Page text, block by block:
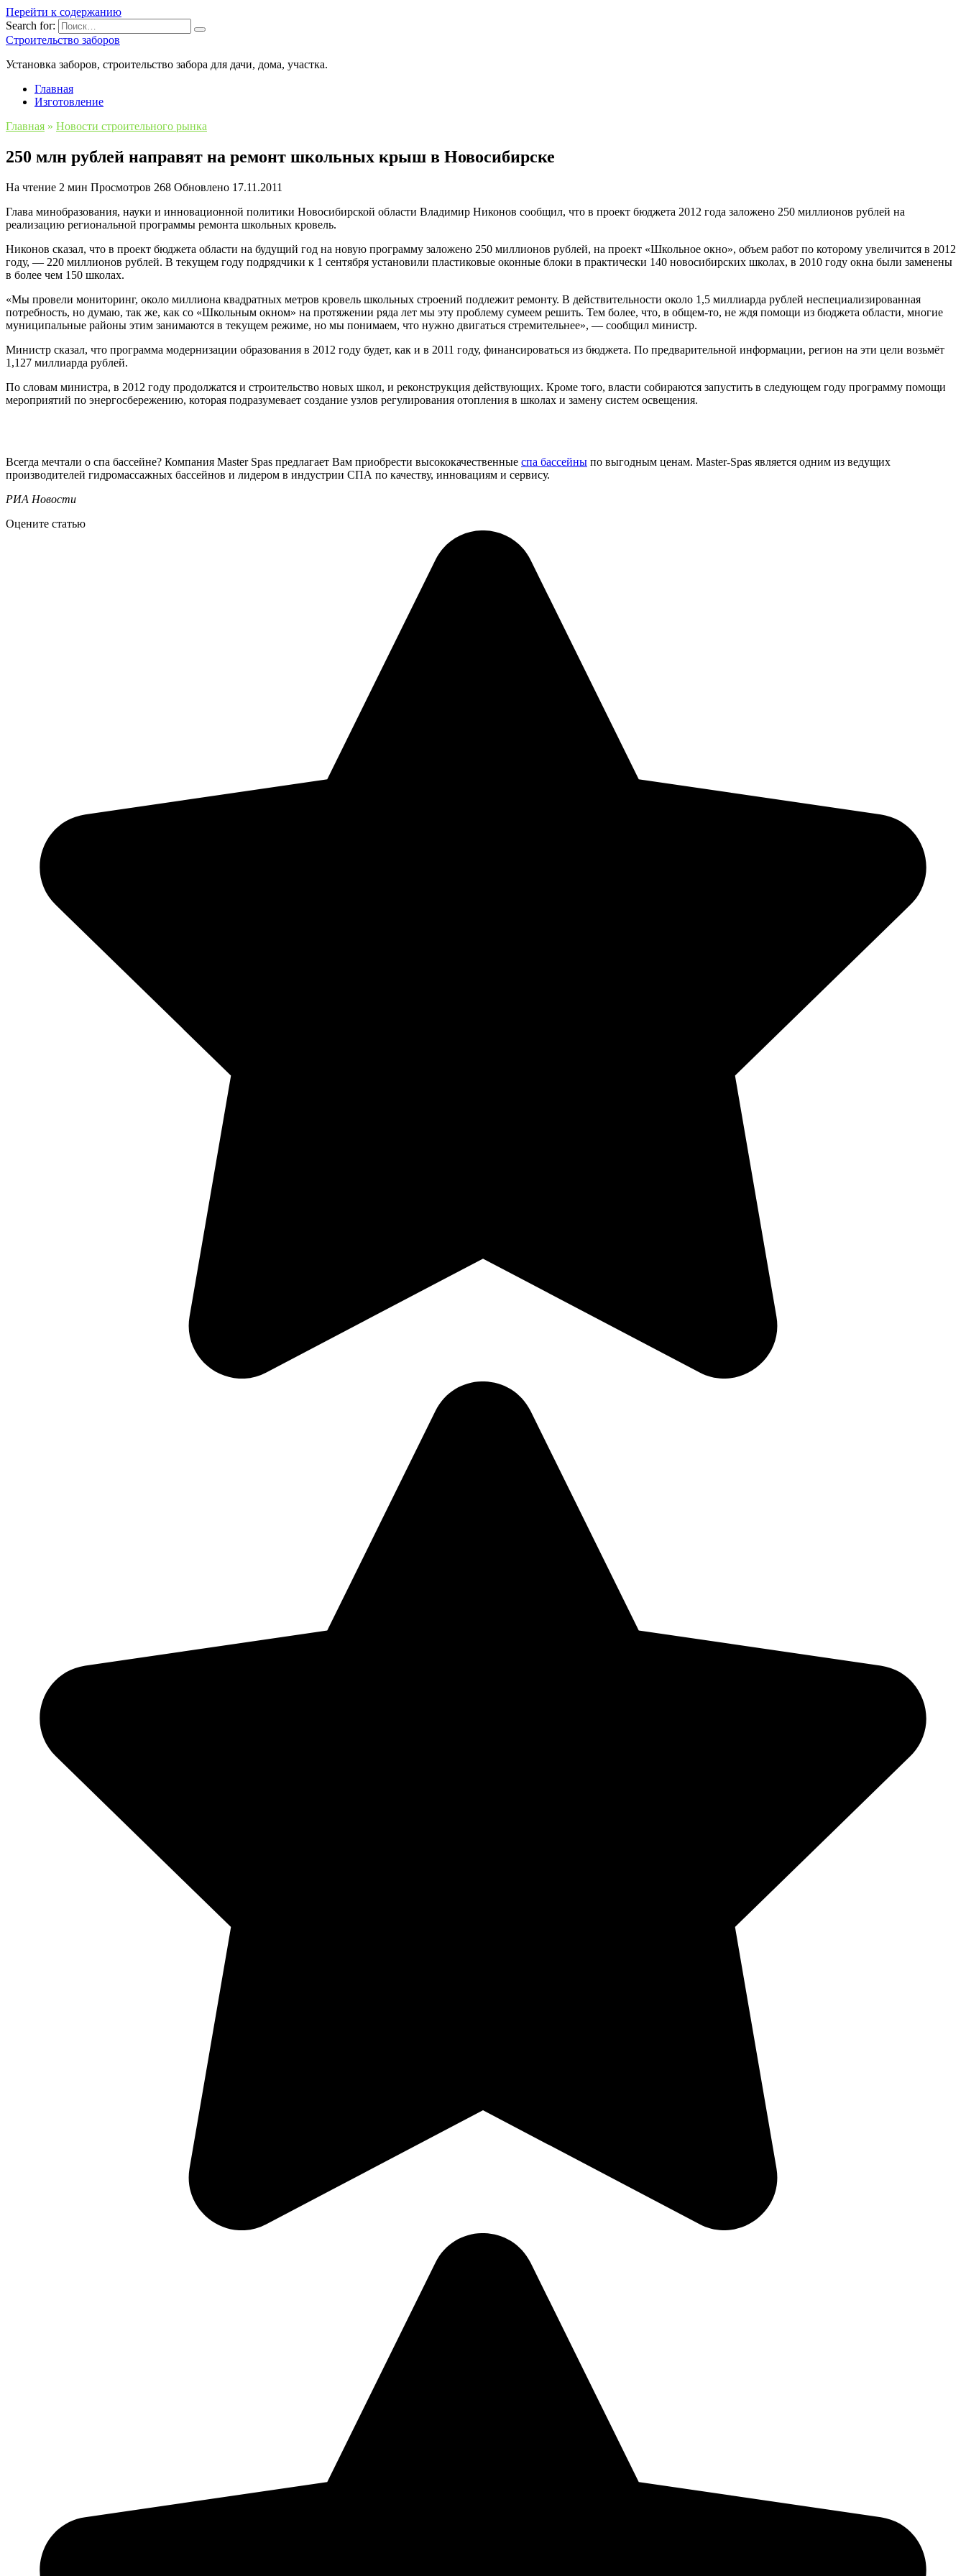
Перейти к содержанию
Search for:
Строительство заборов
Установка заборов, строительство забора для дачи, дома, участка.
Главная
Изготовление
Главная » Новости строительного рынка
250 млн рублей направят на ремонт школьных крыш в Новосибирске
На чтение 2 мин Просмотров 268 Обновлено 17.11.2011
Глава минобразования, науки и инновационной политики Новосибирской области Владимир Никонов сообщил, что в проект бюджета 2012 года заложено 250 миллионов рублей на
реализацию региональной программы ремонта школьных кровель.
Никонов сказал, что в проект бюджета области на будущий год на новую программу заложено 250 миллионов рублей, на проект «Школьное окно», объем работ по которому увеличится в 2012
году, — 220 миллионов рублей. В текущем году подрядчики к 1 сентября установили пластиковые оконные блоки в практически 140 новосибирских школах, в 2010 году окна были заменены
в более чем 150 школах.
«Мы провели мониторинг, около миллиона квадратных метров кровель школьных строений подлежит ремонту. В действительности около 1,5 миллиарда рублей неспециализированная
потребность, но думаю, так же, как со «Школьным окном» на протяжении ряда лет мы эту проблему сумеем решить. Тем более, что, в общем-то, не ждя помощи из бюджета области, многие
муниципальные районы этим занимаются в текущем режиме, но мы понимаем, что нужно двигаться стремительнее», — сообщил министр.
Министр сказал, что программа модернизации образования в 2012 году будет, как и в 2011 году, финансироваться из бюджета. По предварительной информации, регион на эти цели возьмёт
1,127 миллиарда рублей.
По словам министра, в 2012 году продолжатся и строительство новых школ, и реконструкция действующих. Кроме того, власти собираются запустить в следующем году программу помощи
мероприятий по энергосбережению, которая подразумевает создание узлов регулирования отопления в школах и замену систем освещения.
Всегда мечтали о спа бассейне? Компания Master Spas предлагает Вам приобрести высококачественные спа бассейны по выгодным ценам. Master-Spas является одним из ведущих
производителей гидромассажных бассейнов и лидером в индустрии СПА по качеству, инновациям и сервису.
РИА Новости
Оцените статью